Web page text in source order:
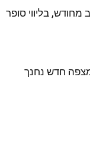
בליווי סופר
חדש נחנך